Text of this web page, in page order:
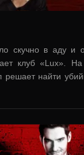
скучно в аду и
клуб «Lux».
решает найти